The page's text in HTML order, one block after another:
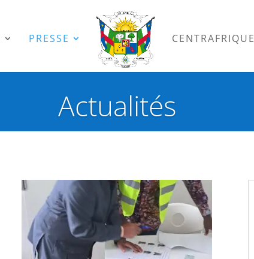
PRESSE CENTRAFRIQUE
Actualités